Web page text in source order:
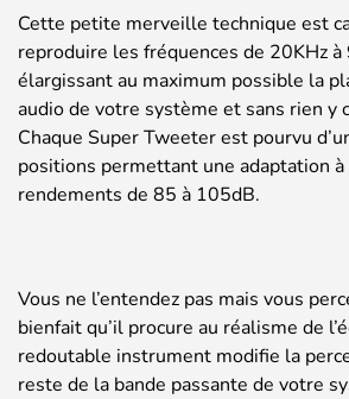
Cette petite merveille technique est
reproduire les fréquences de 20KHz à
élargissant au maximum possible la
audio de votre système et sans rien y
Chaque Super Tweeter est pourvu
positions permettant une adaptation
rendements de 85 à 105dB.
Vous ne l’entendez pas mais vous
bienfait qu’il procure au réalisme de
redoutable instrument modifie la
reste de la bande passante de votre